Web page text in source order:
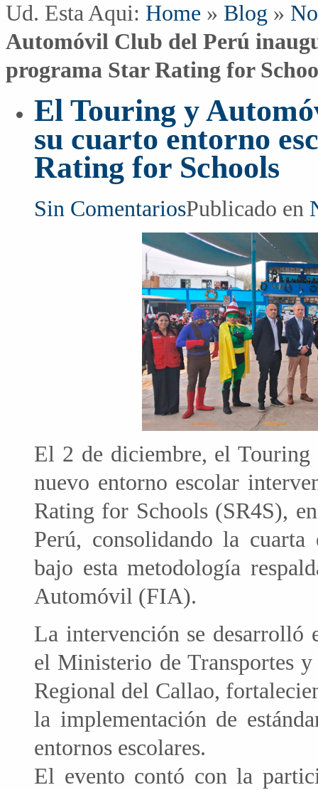
Ud. Esta Aqui: Home » Blog »
Automóvil Club del Perú
programa Star Rating for
El Touring y
su cuarto entorno
Rating for Schools
Sin ComentariosPublicado en
El 2 de diciembre, el
nuevo entorno escolar
Rating for Schools (SR4S),
Perú, consolidando la
bajo esta metodología
Automóvil (FIA).
La intervención se desarrolló
el Ministerio de Transportes
Regional del Callao,
la implementación de
entornos escolares.
El evento contó con la